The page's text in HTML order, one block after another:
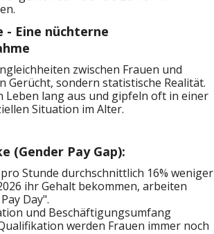
- Eine nüchterne
zwischen Frauen und
Gerücht, sondern statistische Realität.
Leben lang aus und gipfeln oft in einer
Situation im Alter.
(Gender Pay Gap):
Stunde durchschnittlich 16% weniger
ihr Gehalt bekommen, arbeiten
Day".
und Beschäftigungsumfang
werden Frauen immer noch